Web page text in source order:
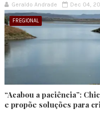
Geraldo Andrade Dec 04,
FREGIONAL
“Acabou a paciência”:
e propõe soluções para